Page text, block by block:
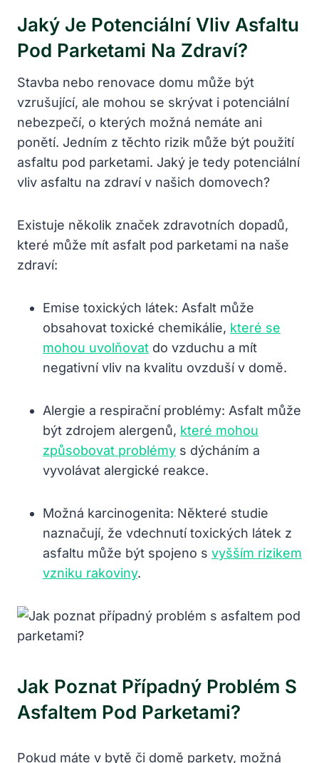
Jaký Je Potenciální Vliv Asfaltu
Pod Parketami Na Zdraví?
Stavba nebo renovace domu může být
vzrušující, ale mohou se skrývat i potenciální
nebezpečí, o kterých možná nemáte ani
ponětí. Jedním z těchto rizik může být použití
asfaltu pod parketami. Jaký je tedy potenciální
vliv asfaltu na zdraví v našich domovech?
Existuje několik značek zdravotních dopadů,
které může mít asfalt pod parketami na naše
zdraví:
Emise toxických látek: Asfalt může
obsahovat toxické chemikálie, které se
mohou uvolňovat do vzduchu a mít
negativní vliv na kvalitu ovzduší v domě.
Alergie a respirační problémy: Asfalt může
být zdrojem alergenů, které mohou
způsobovat problémy s dýcháním a
vyvolávat alergické reakce.
Možná karcinogenita: Některé studie
naznačují, že vdechnutí toxických látek z
asfaltu může být spojeno s vyšším rizikem
vzniku rakoviny.
Jak Poznat Případný Problém S
Asfaltem Pod Parketami?
Pokud máte v bytě či domě parkety, možná